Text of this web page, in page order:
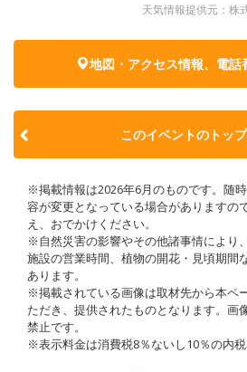
天気情報提供元：株
地図・アクセス情報、電話
このイベントのトッ
※掲載情報は2026年6月のものです。随
容が変更となっている場合がありますの
え、おでかけください。
※自然災害の影響やその他諸事情により
施設の営業時間、植物の開花・見頃期間
あります。
※掲載されている画像は取材先から本ペ
ただき、提供されたものとなります。画
禁止です。
※表示料金は消費税8％ないし10％の内税